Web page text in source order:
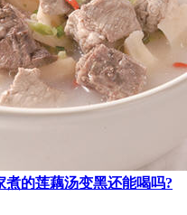
的莲藕汤变黑还能喝吗?